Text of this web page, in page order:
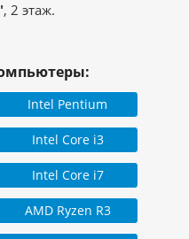
, 2 этаж.
Intel Pentium
Intel Core i3
Intel Core i7
AMD Ryzen R3